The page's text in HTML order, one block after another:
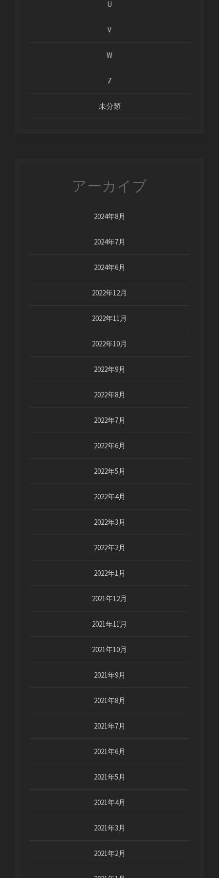
U
V
W
Z
未分類
アーカイブ
2024年8月
2024年7月
2024年6月
2022年12月
2022年11月
2022年10月
2022年9月
2022年8月
2022年7月
2022年6月
2022年5月
2022年4月
2022年3月
2022年2月
2022年1月
2021年12月
2021年11月
2021年10月
2021年9月
2021年8月
2021年7月
2021年6月
2021年5月
2021年4月
2021年3月
2021年2月